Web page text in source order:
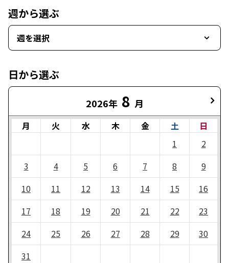
週から選ぶ
週を選択
日から選ぶ
2026年 8 月
月 火 水 木 金 土
日
1
2
3
4 5 6 7 8
9
10
11 12 13 14 15
16
17
18 19 20 21 22
23
24
25 26 27 28 29
30
31